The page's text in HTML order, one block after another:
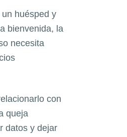
huésped y
bienvenida, la
necesita
con
queja
datos y dejar